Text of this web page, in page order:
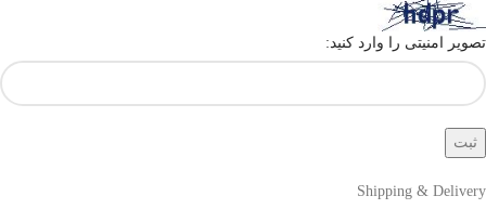
تصویر امنیتی را وارد کنید:
Shipping & Delivery